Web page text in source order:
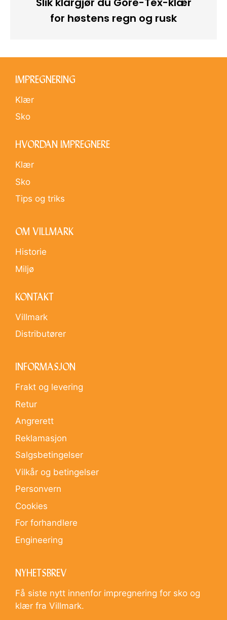
for høstens regn og rusk
IMPREGNERING
Klær
Sko
HVORDAN IMPREGNERE
Klær
Sko
Tips og triks
OM VILLMARK
Historie
Miljø
KONTAKT
Villmark
Distributører
INFORMASJON
Frakt og levering
Retur
Angrerett
Reklamasjon
Salgsbetingelser
Vilkår og betingelser
Personvern
Cookies
For forhandlere
Engineering
NYHETSBREV
Få siste nytt innenfor impregnering for sko og
klær fra Villmark.